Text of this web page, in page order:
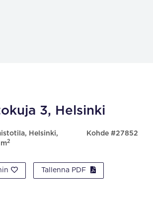
3, Helsinki
Helsinki,
2
Kohde #27852
Tallenna PDF